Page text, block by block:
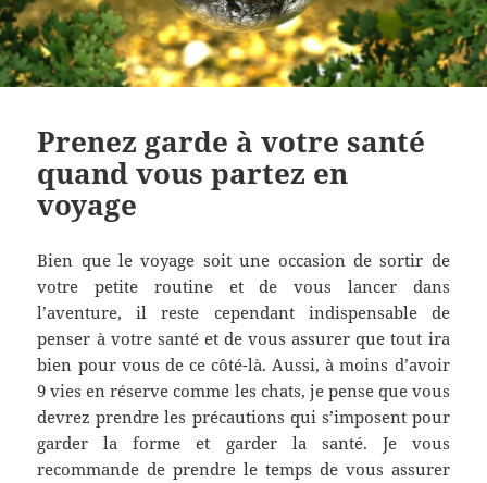
Prenez garde à votre santé
quand vous partez en
voyage
Bien que le voyage soit une occasion de sortir de
votre petite routine et de vous lancer dans
l’aventure, il reste cependant indispensable de
penser à votre santé et de vous assurer que tout ira
bien pour vous de ce côté-là. Aussi, à moins d’avoir
9 vies en réserve comme les chats, je pense que vous
devrez prendre les précautions qui s’imposent pour
garder la forme et garder la santé. Je vous
recommande de prendre le temps de vous assurer